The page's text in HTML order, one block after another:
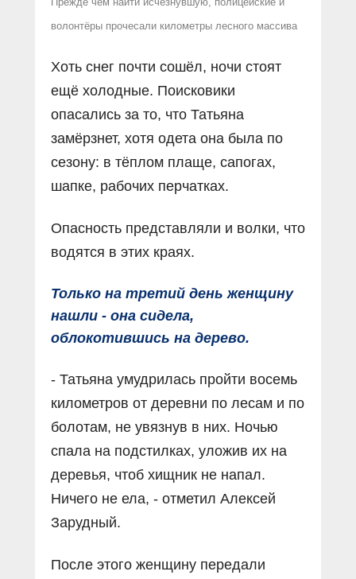
волонтёры прочесали километры лесного массива
Хоть снег почти сошёл, ночи стоят
ещё холодные. Поисковики
опасались за то, что Татьяна
замёрзнет, хотя одета она была по
сезону: в тёплом плаще, сапогах,
шапке, рабочих перчатках.
Опасность представляли и волки, что
водятся в этих краях.
Только на третий день женщину
нашли - она сидела,
облокотившись на дерево.
- Татьяна умудрилась пройти восемь
километров от деревни по лесам и по
болотам, не увязнув в них. Ночью
спала на подстилках, уложив их на
деревья, чтоб хищник не напал.
Ничего не ела, - отметил Алексей
Зарудный.
После этого женщину передали